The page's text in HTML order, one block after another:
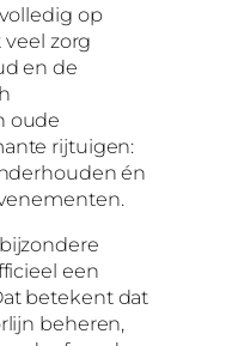
op
zorg
en de
oude
rijtuigen:
én
een
betekent dat
beheren,